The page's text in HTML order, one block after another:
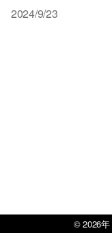
2024/9/23
© 2026年